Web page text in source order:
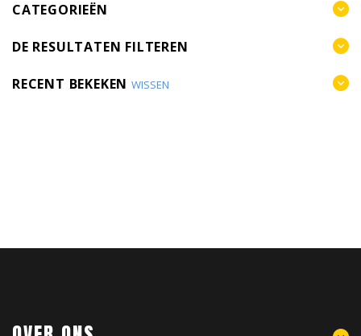
CATEGORIEËN
DE RESULTATEN FILTEREN
RECENT BEKEKEN WISSEN